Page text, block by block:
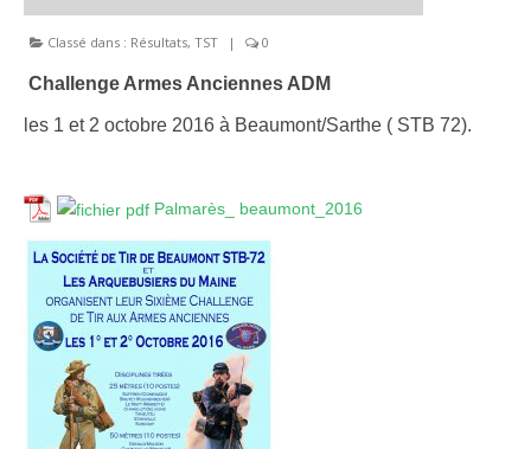
Classé dans : Résultats, TST | 0
Challenge Armes Anciennes ADM
les 1 et 2 octobre 2016 à Beaumont/Sarthe ( STB 72).
Palmarès_ beaumont_2016